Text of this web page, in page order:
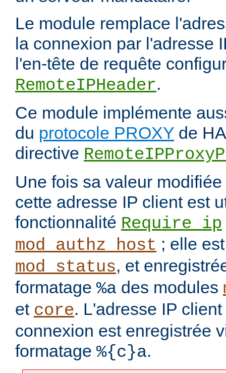
Le module remplace
la connexion par l'adresse
l'en-tête de requête
RemoteIPHeader.
Ce module implémente
du protocole PROXY de
directive
Une fois sa valeur
cette adresse IP client est
fonctionnalité Require ip
mod_authz_host ; elle
mod_status, et
formatage %a des modules
et core. L'adresse IP
connexion est enregistrée
formatage %{c}a.